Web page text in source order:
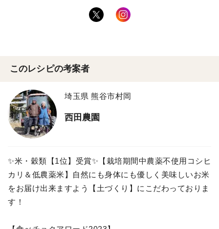
このレシピの考案者
埼玉県 熊谷市村岡
西田農園
✨米・穀類【1位】受賞✨【栽培期間中農薬不使用コシヒ
カリ＆低農薬米】自然にも身体にも優しく美味しいお米
をお届け出来ますよう【土づくり】にこだわっておりま
す！